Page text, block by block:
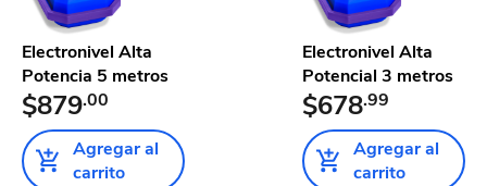
Electronivel Alta
Potencia 5 metros
$879.00
Agregar al
carrito
Electronivel Alta
Potencial 3 metros
$678.99
Agregar al
carrito